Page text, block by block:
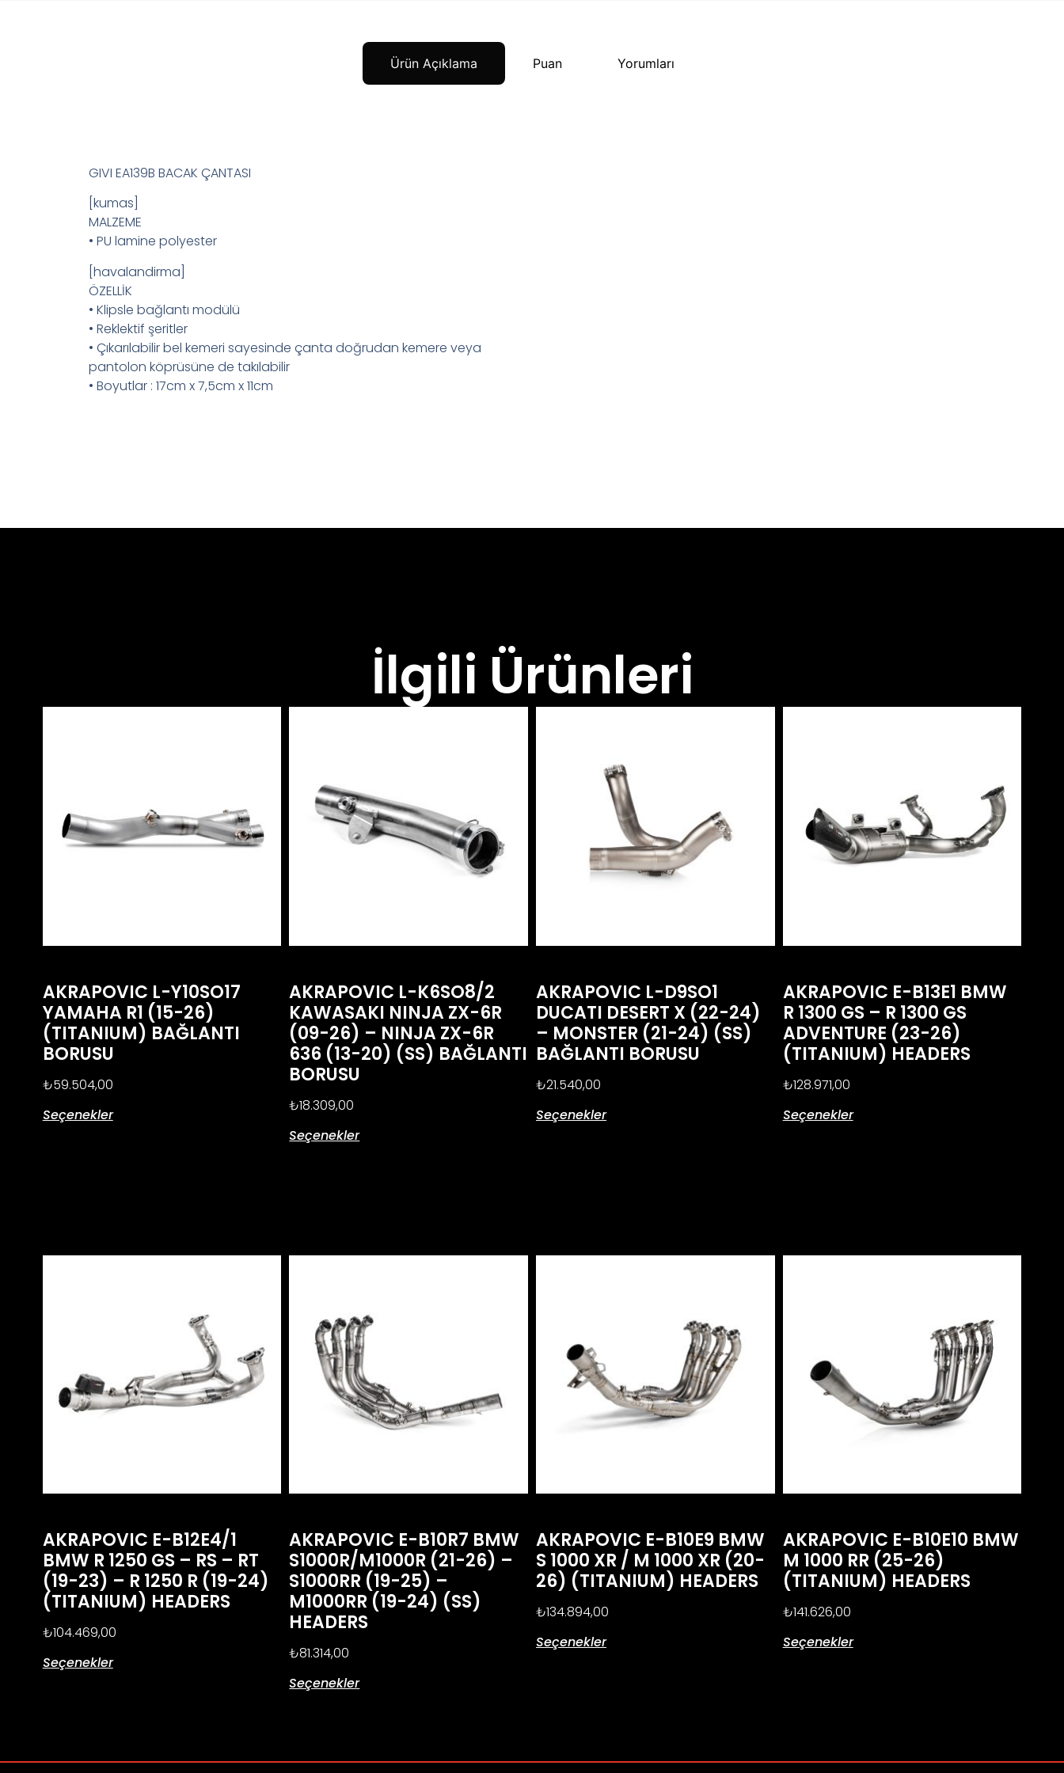
Ürün Açıklama Puan Yorumları
GIVI EA139B BACAK ÇANTASI
[kumas]
MALZEME
• PU lamine polyester
[havalandirma]
ÖZELLİK
• Klipsle bağlantı modülü
• Reklektif şeritler
• Çıkarılabilir bel kemeri sayesinde çanta doğrudan kemere veya
pantolon köprüsüne de takılabilir
• Boyutlar : 17cm x 7,5cm x 11cm
İlgili Ürünleri
AKRAPOVIC L-Y10SO17
YAMAHA R1 (15-26)
(TITANIUM) BAĞLANTI
BORUSU
₺59.504,00
Seçenekler
AKRAPOVIC L-K6SO8/2
KAWASAKI NINJA ZX-6R
(09-26) – NINJA ZX-6R
636 (13-20) (SS) BAĞLANTI
BORUSU
₺18.309,00
Seçenekler
AKRAPOVIC L-D9SO1
DUCATI DESERT X (22-24)
– MONSTER (21-24) (SS)
BAĞLANTI BORUSU
₺21.540,00
Seçenekler
AKRAPOVIC E-B13E1 BMW
R 1300 GS – R 1300 GS
ADVENTURE (23-26)
(TITANIUM) HEADERS
₺128.971,00
Seçenekler
AKRAPOVIC E-B12E4/1
BMW R 1250 GS – RS – RT
(19-23) – R 1250 R (19-24)
(TITANIUM) HEADERS
₺104.469,00
Seçenekler
AKRAPOVIC E-B10R7 BMW
S1000R/M1000R (21-26) –
S1000RR (19-25) –
M1000RR (19-24) (SS)
HEADERS
₺81.314,00
Seçenekler
AKRAPOVIC E-B10E9 BMW
S 1000 XR / M 1000 XR (20-
26) (TITANIUM) HEADERS
₺134.894,00
Seçenekler
AKRAPOVIC E-B10E10 BMW
M 1000 RR (25-26)
(TITANIUM) HEADERS
₺141.626,00
Seçenekler